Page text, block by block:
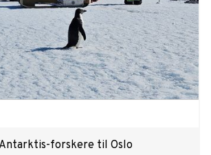
forskere til Oslo